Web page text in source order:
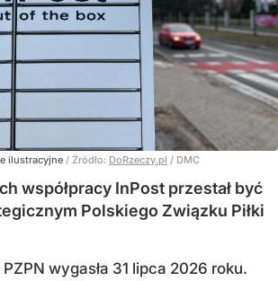
ilustracyjne / Źródło: DoRzeczy.pl / DMC
współpracy InPost przestał być
Polskiego Związku Piłki
wygasła 31 lipca 2026 roku.